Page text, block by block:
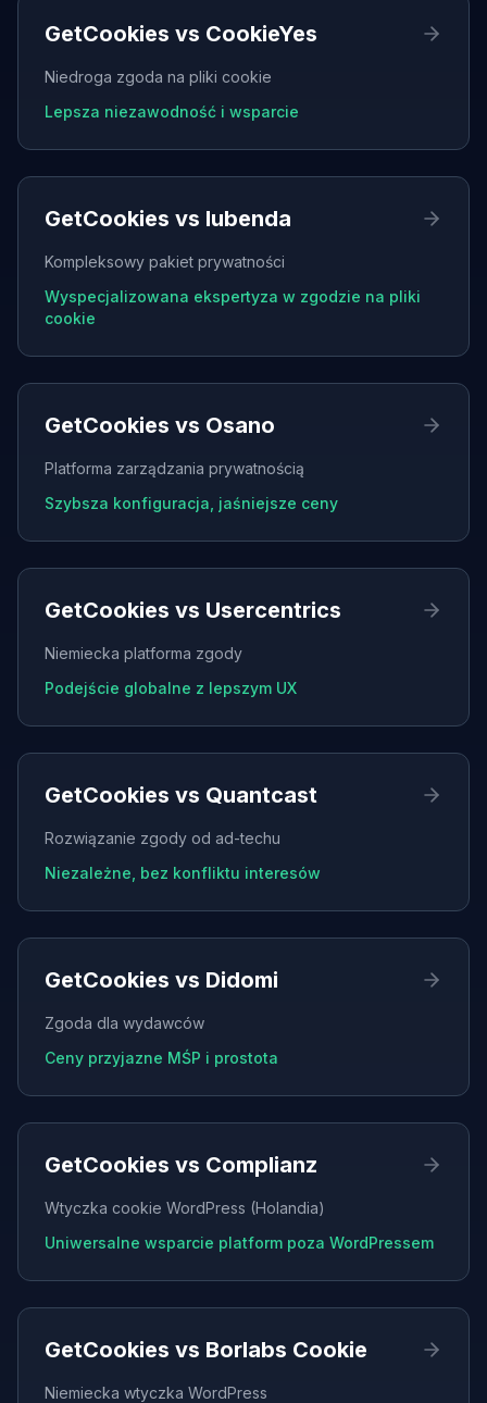
GetCookies vs CookieYes
Niedroga zgoda na pliki cookie
Lepsza niezawodność i wsparcie
GetCookies vs Iubenda
Kompleksowy pakiet prywatności
Wyspecjalizowana ekspertyza w zgodzie na pliki
cookie
GetCookies vs Osano
Platforma zarządzania prywatnością
Szybsza konfiguracja, jaśniejsze ceny
GetCookies vs Usercentrics
Niemiecka platforma zgody
Podejście globalne z lepszym UX
GetCookies vs Quantcast
Rozwiązanie zgody od ad-techu
Niezależne, bez konfliktu interesów
GetCookies vs Didomi
Zgoda dla wydawców
Ceny przyjazne MŚP i prostota
GetCookies vs Complianz
Wtyczka cookie WordPress (Holandia)
Uniwersalne wsparcie platform poza WordPressem
GetCookies vs Borlabs Cookie
Niemiecka wtyczka WordPress